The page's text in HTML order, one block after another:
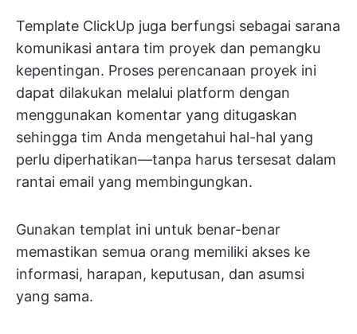
Template ClickUp juga berfungsi sebagai sarana
komunikasi antara tim proyek dan pemangku
kepentingan. Proses perencanaan proyek ini
dapat dilakukan melalui platform dengan
menggunakan komentar yang ditugaskan
sehingga tim Anda mengetahui hal-hal yang
perlu diperhatikan—tanpa harus tersesat dalam
rantai email yang membingungkan.
Gunakan templat ini untuk benar-benar
memastikan semua orang memiliki akses ke
informasi, harapan, keputusan, dan asumsi
yang sama.